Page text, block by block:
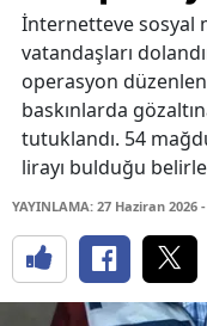
İnternetteve sosyal
vatandaşları
operasyon
baskınlarda
tutuklandı. 54
lirayı bulduğu
YAYINLAMA: 27 Haziran 2026